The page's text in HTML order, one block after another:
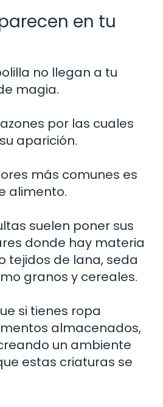
en tu
no llegan a tu
magia.
por las cuales
aparición.
más comunes es
alimento.
suelen poner sus
donde hay materia
tejidos de lana, seda
granos y cereales.
si tienes ropa
almacenados,
un ambiente
estas criaturas se